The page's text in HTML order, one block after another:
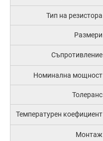
Тип на резистора
Размери
Съпротивление
Номинална мощност
Толеранс
Температурен коефициент
Монтаж